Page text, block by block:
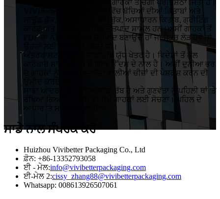
ਪਾਬੰਦ ਅਤੇ ਕੁਸ਼ਲ ਸੇਵਾ ਦੇ ਨਾਲ ਗਾਹਕਾਂ ਤੋਂ ਚੰਗੀ ਪ੍ਰਤਿਸ਼ਠਾ ਜਿੱਤੀ ਹੈ।
VIVIBetter ਦੇ ਮੁੱਖ ਉਤਪਾਦਾਂ ਵਿੱਚ ਬੱਚਿਆਂ ਦੀਆਂ ਕਿਤਾਬਾਂ ਅਤੇ
ਸਾਊਂਡ ਬੁੱਕ, ਟੱਚ ਬੁੱਕ, ਪੌਪ-ਅੱਪ ਬੁੱਕ, ਅਸਾਧਾਰਨ ਕਿਤਾਬ, ਗ੍ਰੀਟਿੰਗ
ਕਾਰਡ ਅਤੇ ਕੁਝ ਹੋਰ ਪੈਕੇਜਿੰਗ ਉਤਪਾਦ ਸ਼ਾਮਲ ਹਨ।ਅਸੀਂ ਗਾਹਕਾਂ ਤੋਂ
PDF ਜਾਂ AI ਦੇ ਅਨੁਸਾਰ ਉਤਪਾਦ ਬਣਾਉਂਦੇ ਹਾਂ ਜਾਂ ਜੇਕਰ ਲੋੜ ਹੋਵੇ ਤਾਂ
ਉਹਨਾਂ ਲਈ ਡਿਜ਼ਾਈਨ ਕਰਦੇ ਹਾਂ।
ਅੰਤਰਰਾਸ਼ਟਰੀ ਬਜ਼ਾਰ ਸਾਡਾ ਮੁੱਖ ਯੁੱਧ ਖੇਤਰ ਹੈ। ਵਿਦੇਸ਼ਾਂ ਤੋਂ ਕੁੱਲ
ਕਾਰੋਬਾਰ ਸਾਡੀ ਕੰਪਨੀ ਦੇ 80% ਉੱਦਮ ਦੇ ਨਾਲ ਹੈ। ਅਸੀਂ ਦੁਨੀਆ ਭਰ
ਦੇ ਗਾਹਕਾਂ ਨੂੰ ਵਧੀਆ ਗੁਣਵੱਤਾ ਵਾਲੀਆਂ ਚੀਜ਼ਾਂ ਦੀ ਪੇਸ਼ਕਸ਼ ਕਰਨ ਦੀ
ਸਾਡਾ ਆਦਰਸ਼ ਹੈ "ਗਾਹਕ ਸਾਡਾ ਰੱਬ ਹੈ ਅਤੇ ਗੁਣਵੱਤਾ ਨੂੰ ਪਹਿਲੀ ਥਾਂ 'ਤੇ
ਰੱਖਿਆ ਗਿਆ ਹੈ। ਕਿਸੇ ਵੀ ਸਮੇਂ ਗਾਹਕਾਂ ਲਈ ਸੋਚਣਾ। ਪਹਿਲ ਦੇ
ਸਾਡੇ ਨਾਲ ਸੰਪਰਕ ਕਰੋ
Huizhou Vivibetter Packaging Co., Ltd
ਫ਼ੋਨ: +86-13352793058
ਈ - ਮੇਲ:info@vivibetterpackaging.com
ਈ-ਮੇਲ 2:cissy_zhang88@vivibetterpackaging.com
Whatsapp: 008613926507061